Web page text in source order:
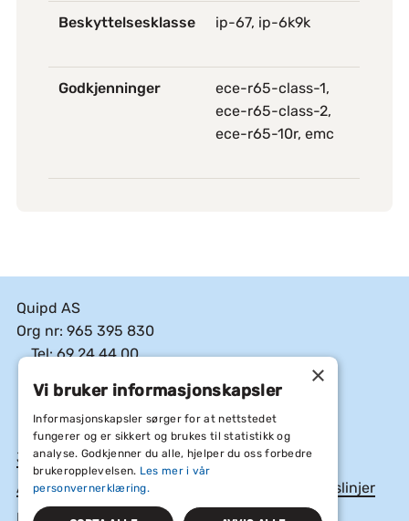
Beskyttelsesklasse ip-67, ip-6k9k
Godkjenninger
ece-r65-class-1,
ece-r65-class-2,
ece-r65-10r, emc
Quipd AS
Org nr: 965 395 830
Tel: 69 24 44 00
E-post: post@quipd.no
Jobb hos oss
Åpenhetsloven, Årsrapporter og etiske retningslinjer
Informasjonskapsler og personvern
×
Vi bruker informasjonskapsler
Informasjonskapsler sørger for at nettstedet
fungerer og er sikkert og brukes til statistikk og
analyse. Godkjenner du alle, hjelper du oss forbedre
brukeropplevelsen. Les mer i vår
personvernerklæring.